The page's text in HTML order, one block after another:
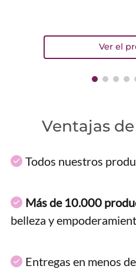
Ventajas
Todos nuestros
Más de 10.000
belleza y
Entregas en menos de